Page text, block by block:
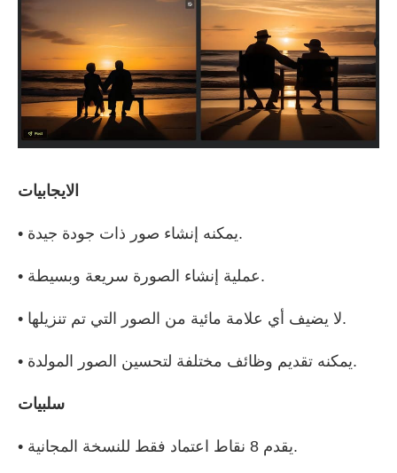
الايجابيات
• يمكنه إنشاء صور ذات جودة جيدة.
• عملية إنشاء الصورة سريعة وبسيطة.
• لا يضيف أي علامة مائية من الصور التي تم تنزيلها.
• يمكنه تقديم وظائف مختلفة لتحسين الصور المولدة.
سلبيات
• يقدم 8 نقاط اعتماد فقط للنسخة المجانية.